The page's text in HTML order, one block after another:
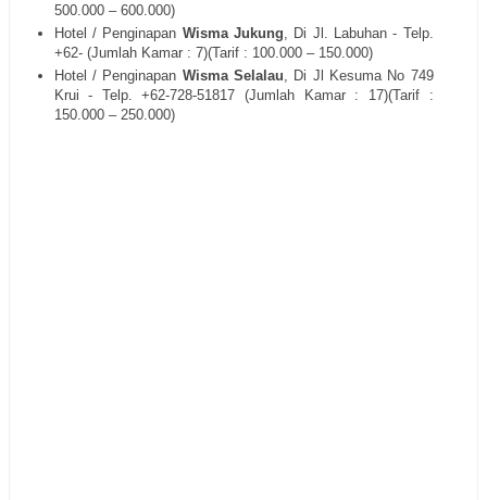
500.000 – 600.000)
Hotel / Penginapan Wisma Jukung , Di Jl. Labuhan - Telp.
+62- (Jumlah Kamar : 7)(Tarif : 100.000 – 150.000)
Hotel / Penginapan Wisma Selalau, Di Jl Kesuma No 749
Krui - Telp. +62-728-51817 (Jumlah Kamar : 17)(Tarif :
150.000 – 250.000)